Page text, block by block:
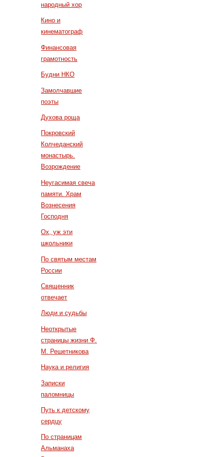
народный хор
Кино и
кинематограф
Финансовая
грамотность
Будни НКО
Замолчавшие
поэты
Духова роща
Покровский
Колчеданский
монастырь.
Возрождение
Неугасимая свеча
памяти. Храм
Вознесения
Господня
Ох, уж эти
школьники
По святым местам
России
Священник
отвечает
Люди и судьбы
Неоткрытые
страницы жизни Ф.
М. Решетникова
Наука и религия
Записки
паломницы
Путь к детскому
сердцу
По страницам
Альманаха